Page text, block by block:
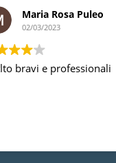
Maria Rosa Puleo
02/03/2023
bravi e professionali